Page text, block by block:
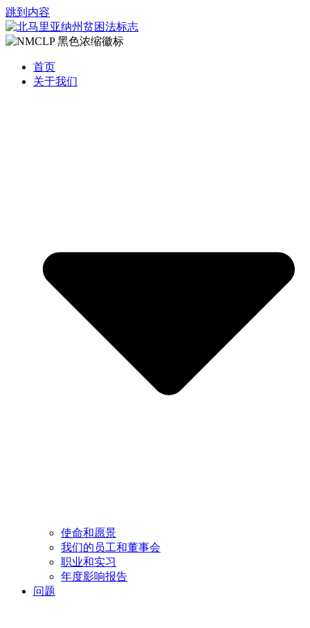
跳到内容
首页
关于我们
使命和愿景
我们的员工和董事会
职业和实习
年度影响报告
问题